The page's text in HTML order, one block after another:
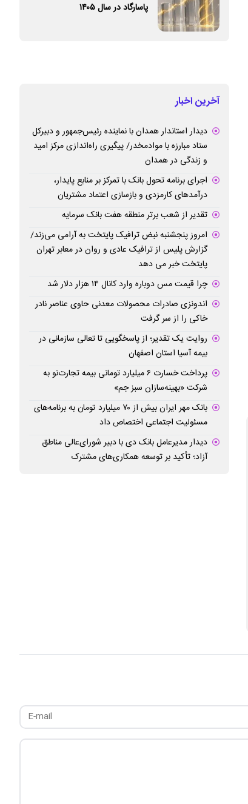
پاسارگاد در سال ۱۴۰۵
آخرین اخبار
دیدار استاندار همدان با نماینده رئیس‌جمهور و دبیرکل
ستاد مبارزه با موادمخدر/ پیگیری راه‌اندازی مرکز امید
و زندگی در همدان
اجرای برنامه تحول بانک با تمرکز بر منابع پایدار،
درآمدهای کارمزدی و بازسازی اعتماد مشتریان
تقدیر از شعب برتر منطقه هفت بانک سرمایه
امروز پنجشنبه نبض ترافیک پایتخت به آرامی می‌زند/
گزارش پلیس از ترافیک عادی و روان در معابر تهران
پایتخت خبر می دهد
چرا قیمت مس دوباره وارد کانال ۱۴ هزار دلار شد
اندونزی صادرات محصولات معدنی حاوی عناصر نادر
خاکی را از سر گرفت
روایت یک تقدیر؛ از پاسخگویی تا تعالی سازمانی در
بیمه آسیا استان اصفهان
پرداخت خسارت ۶ میلیارد تومانی بیمه تجارت‌نو به
شرکت «بهینه‌سازان سبز جم»
بانک مهر ایران بیش از ۷۰ میلیارد تومان به برنامه‌های
مسئولیت اجتماعی اختصاص داد
دیدار مدیرعامل بانک دی با دبیر شورای‌عالی مناطق
آزاد؛ تأکید بر توسعه همکاری‌های مشترک